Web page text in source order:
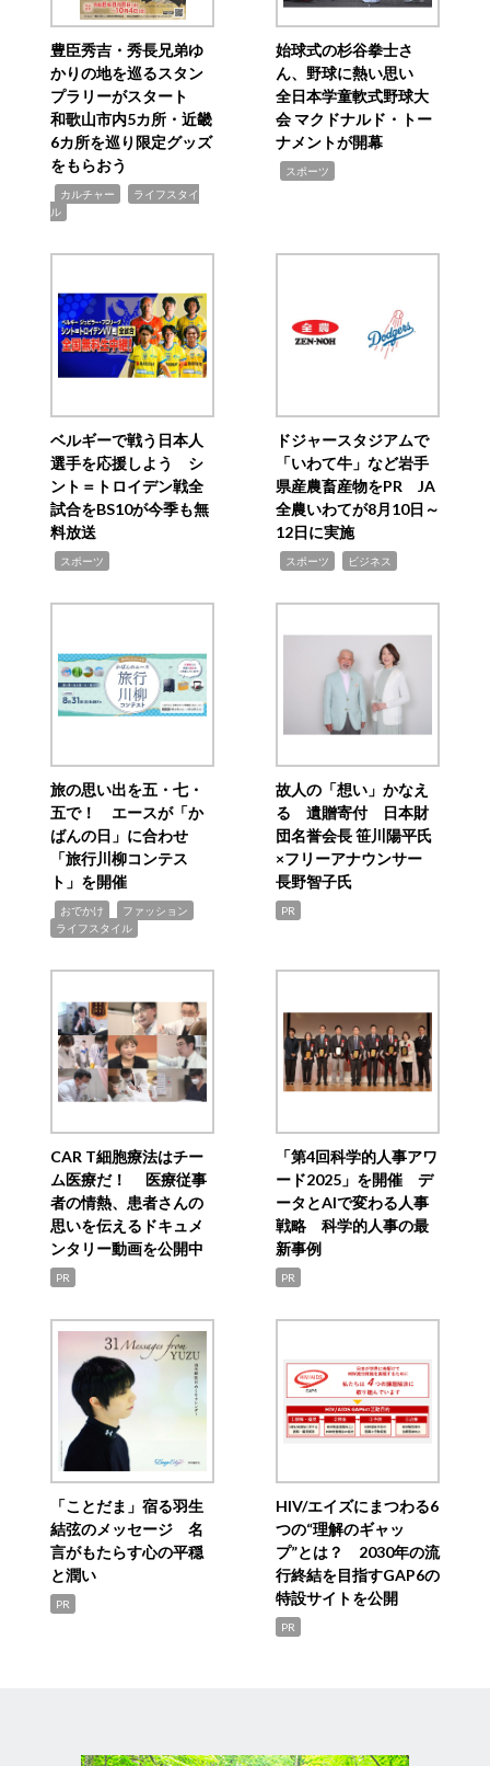
豊臣秀吉・秀長兄弟ゆ
かりの地を巡るスタン
プラリーがスタート
和歌山市内5カ所・近畿
6カ所を巡り限定グッズ
をもらおう
カルチャー
ライフスタイ
ル
始球式の杉谷拳士さ
ん、野球に熱い思い
全日本学童軟式野球大
会 マクドナルド・トー
ナメントが開幕
スポーツ
ベルギーで戦う日本人
選手を応援しよう シ
ント＝トロイデン戦全
試合をBS10が今季も無
料放送
スポーツ
ドジャースタジアムで
「いわて牛」など岩手
県産農畜産物をPR JA
全農いわてが8月10日～
12日に実施
スポーツ ビジネス
旅の思い出を五・七・
五で！ エースが「か
ばんの日」に合わせ
「旅行川柳コンテス
ト」を開催
おでかけ ファッション
ライフスタイル
故人の「想い」かなえ
る 遺贈寄付 日本財
団名誉会長 笹川陽平氏
×フリーアナウンサー
長野智子氏
PR
CAR T細胞療法はチー
ム医療だ！ 医療従事
者の情熱、患者さんの
思いを伝えるドキュメ
ンタリー動画を公開中
PR
「第4回科学的人事アワ
ード2025」を開催 デ
ータとAIで変わる人事
戦略 科学的人事の最
新事例
PR
「ことだま」宿る羽生
結弦のメッセージ 名
言がもたらす心の平穏
と潤い
PR
HIV/エイズにまつわる6
つの“理解のギャッ
プ”とは？ 2030年の流
行終結を目指すGAP6の
特設サイトを公開
PR